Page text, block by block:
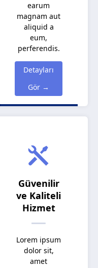
earum
magnam aut
aliquid a
eum,
perferendis.
Detayları
Gör →
Güvenilir
ve Kaliteli
Hizmet
Lorem ipsum
dolor sit,
amet